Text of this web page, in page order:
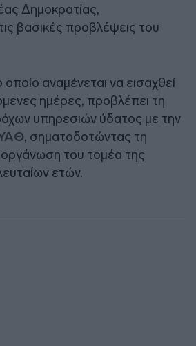
Δημοκρατίας,
βασικές προβλέψεις του
αναμένεται να εισαχθεί
ημέρες, προβλέπει τη
υπηρεσιών ύδατος με την
, σηματοδοτώντας τη
του τομέα της
ετών.